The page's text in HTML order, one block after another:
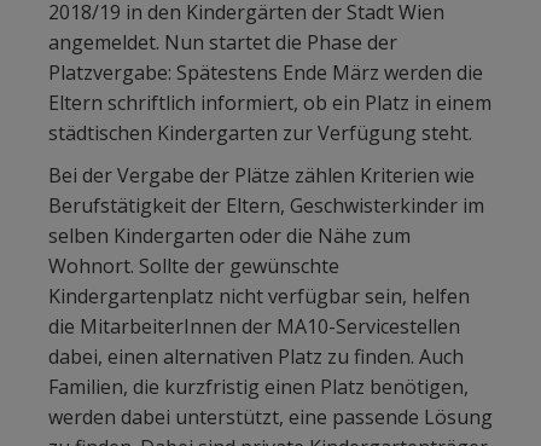
2018/19 in den Kindergärten der Stadt Wien
angemeldet. Nun startet die Phase der
Platzvergabe: Spätestens Ende März werden die
Eltern schriftlich informiert, ob ein Platz in einem
städtischen Kindergarten zur Verfügung steht.
Bei der Vergabe der Plätze zählen Kriterien wie
Berufstätigkeit der Eltern, Geschwisterkinder im
selben Kindergarten oder die Nähe zum
Wohnort. Sollte der gewünschte
Kindergartenplatz nicht verfügbar sein, helfen
die MitarbeiterInnen der MA10-Servicestellen
dabei, einen alternativen Platz zu finden. Auch
Familien, die kurzfristig einen Platz benötigen,
werden dabei unterstützt, eine passende Lösung